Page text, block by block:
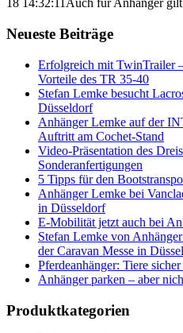
18 14:32:11Auch für Anhänger
Neueste Beiträge
Erfolgreich mit TwinTrailer
Vorteile des TR 35-40
Stefan Lemke besucht
Düsseldorf
Anhänger Lemke auf der
Auftritt am Cochet-Stand
Video-Präsentation des
Sonderanfertigungen
5 Tipps für den
Anhänger Lemke bei
in Düsseldorf
E-Mobilität jetzt auch bei
Stefan Lemke von
der Caravan Messe in
Pferdeanhänger: Tiere
Anhänger parken – aber
Produktkategorien